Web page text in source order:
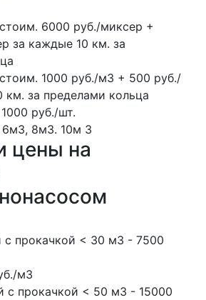
6000 руб./миксер +
за каждые 10 км. за
1000 руб./м3 + 500 руб./
км. за пределами кольца
руб./шт.
6м3, 8м3. 10м 3
цены на
с прокачкой < 30 м3 - 7500
м3
с прокачкой < 50 м3 - 15000